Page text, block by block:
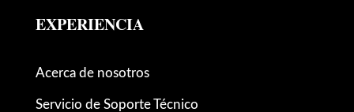
EXPERIENCIA
Acerca de nosotros
Servicio de Soporte Técnico